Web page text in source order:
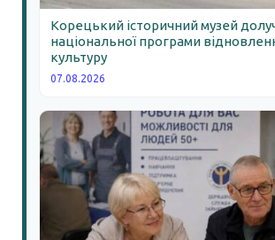
Корецький історичний музей
національної програми
культуру
07.08.2026